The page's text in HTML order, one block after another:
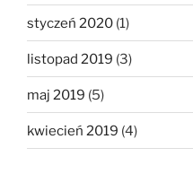
styczeń 2020 (1)
listopad 2019 (3)
maj 2019 (5)
kwiecień 2019 (4)